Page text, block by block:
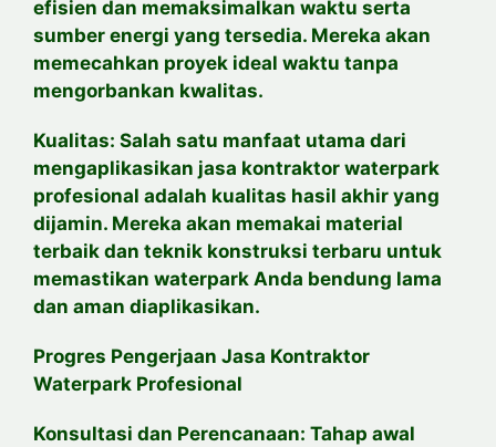
efisien dan memaksimalkan waktu serta
sumber energi yang tersedia. Mereka akan
memecahkan proyek ideal waktu tanpa
mengorbankan kwalitas.
Kualitas: Salah satu manfaat utama dari
mengaplikasikan jasa kontraktor waterpark
profesional adalah kualitas hasil akhir yang
dijamin. Mereka akan memakai material
terbaik dan teknik konstruksi terbaru untuk
memastikan waterpark Anda bendung lama
dan aman diaplikasikan.
Progres Pengerjaan Jasa Kontraktor
Waterpark Profesional
Konsultasi dan Perencanaan: Tahap awal